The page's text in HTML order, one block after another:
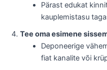
Pärast edukat
kauplemistasu
Tee oma esimene
Deponeerige
fiat kanalite või